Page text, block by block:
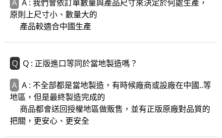
A : 我們會依訂單數量與產品尺寸來決定於何處生產，
原則上尺寸小、數量大的
產品較適合中國生產
Q : 正版進口等同於當地製造嗎？
A : 不全部都是當地製造，有時候廠商或設廠在中國..等
地區，但是最終製造完成的
商品都會送回授權地區做販售，並有正版原廠對品質的
把關，更安心、更安全